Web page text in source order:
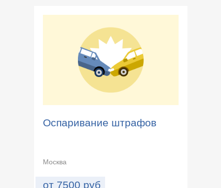
Оспаривание штрафов
Москва
от 7500 руб